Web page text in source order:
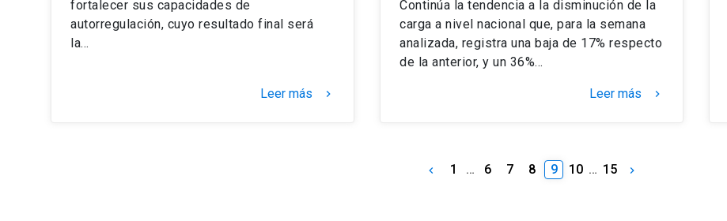
fortalecer sus capacidades de
autorregulación, cuyo resultado final será
la…
Leer más keyboard_arrow_right
Continúa la tendencia a la disminución de la
carga a nivel nacional que, para la semana
analizada, registra una baja de 17% respecto
de la anterior, y un 36%…
Leer más keyboard_arrow_right
keyboard_arrow_left 1 … 6 7 8 9 10 … 15 keyboard_arrow_right